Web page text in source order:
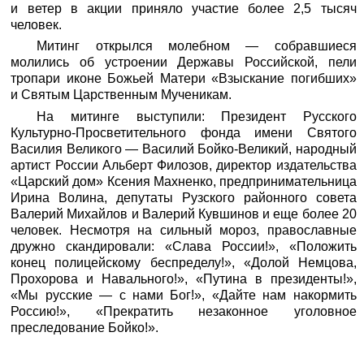
и ветер в акции приняло участие более 2,5 тысяч
человек.
Митинг открылся молебном — собравшиеся
молились об устроении Державы Российской, пели
тропари иконе Божьей Матери «Взыскание погибших»
и Святым Царственным Мученикам.
На митинге выступили: Президент Русского
Культурно-Просветительного фонда имени Святого
Василия Великого — Василий Бойко-Великий, народный
артист России Альберт Филозов, директор издательства
«Царский дом» Ксения Махненко, предпринимательница
Ирина Волина, депутаты Рузского районного совета
Валерий Михайлов и Валерий Кувшинов и еще более 20
человек. Несмотря на сильный мороз, православные
дружно скандировали: «Слава России!», «Положить
конец полицейскому беспределу!», «Долой Немцова,
Прохорова и Навального!», «Путина в президенты!»,
«Мы русские — с нами Бог!», «Дайте нам накормить
Россию!», «Прекратить незаконное уголовное
преследование Бойко!».